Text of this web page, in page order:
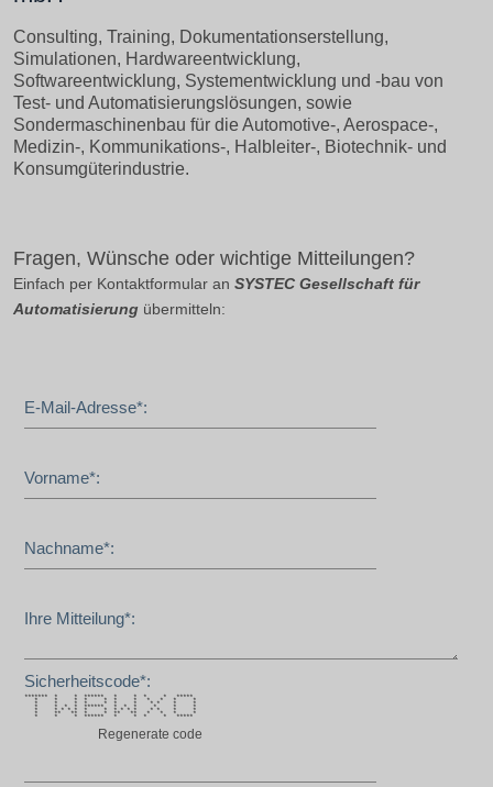
Consulting, Training, Dokumentationserstellung,
Simulationen, Hardwareentwicklung,
Softwareentwicklung, Systementwicklung und -bau von
Test- und Automatisierungslösungen, sowie
Sondermaschinenbau für die Automotive-, Aerospace-,
Medizin-, Kommunikations-, Halbleiter-, Biotechnik- und
Konsumgüterindustrie.
Fragen, Wünsche oder wichtige Mitteilungen?
Einfach per Kontaktformular an SYSTEC Gesellschaft für
Automatisierung übermitteln:
E-Mail-Adresse*:
Vorname*:
Nachname*:
Ihre Mitteilung*:
Sicherheitscode*:
******* * * ****** * * * * *****
* * * * * * * * * * *
* * * * * * * * * * *
* * * * ****** * * * * * *
* * * * * * * * * * * * * * *
* ** ** * * ** ** * * * *
* * * ****** * * * * *****
Regenerate code